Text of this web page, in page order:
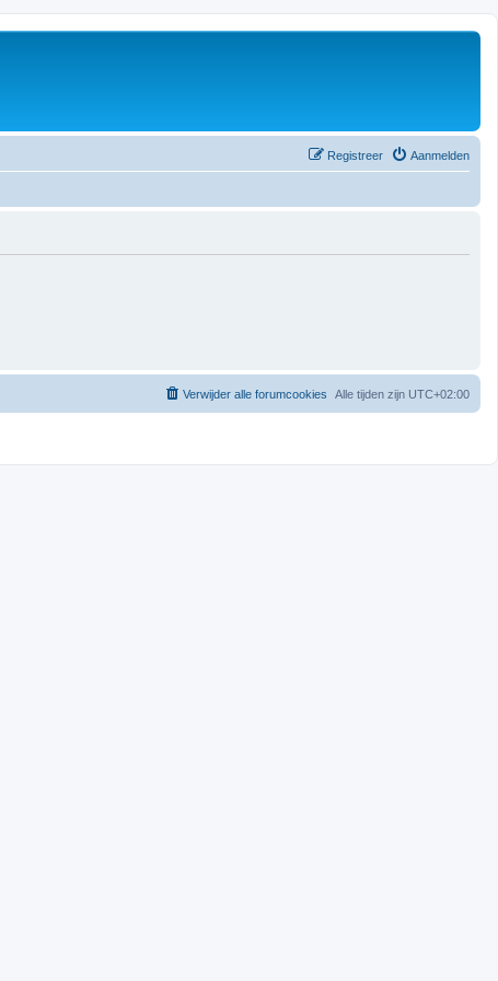
Aanmelden
Registreer
Alle tijden zijn UTC+02:00
Verwijder alle forumcookies